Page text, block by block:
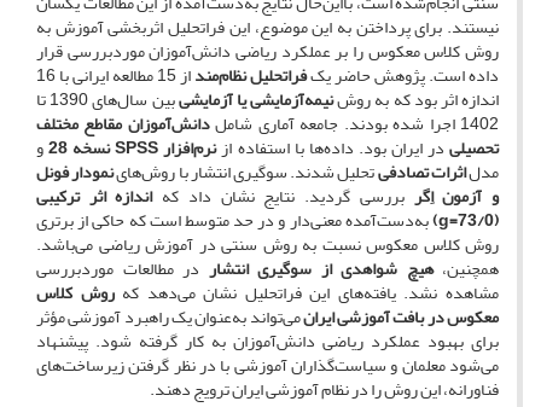
نیستند. برای پرداختن به این موضوع، این فراتحلیل اثربخشی آموزش به
روش کلاس معکوس را بر عملکرد ریاضی دانش‌آموزان موردبررسی قرار
داده است. پژوهش حاضر یکفراتحلیل نظام‌مند از 15 مطالعه ایرانی با 16
اندازه اثر بود که به روشنیمه‌آزمایشی یا آزمایشی بین سال‌های 1390 تا
1402 اجرا شده بودند. جامعه آماری شامل دانش‌آموزان مقاطع مختلف
تحصیلیدر ایران بود. داده‌ها با استفاده ازنرم‌افزارSPSS نسخه 28 و
مدلاثرات تصادفیتحلیل شدند. سوگیری انتشار با روش‌هاینمودار فونل
و آزمون اِگر بررسی گردید. نتایج نشان داد کهاندازه اثر ترکیبی
(73/0=
g
)به‌دست‌آمده معنی‌دار و در حد متوسط است که حاکی از برتری
روش کلاس معکوس نسبت به روش سنتی در آموزش ریاضی می‌باشد.
همچنین،هیچ شواهدی از سوگیری انتشار در مطالعات موردبررسی
مشاهده نشد. یافته‌های این فراتحلیل نشان می‌دهد کهروش کلاس
معکوس در بافت آموزشی ایرانمی‌تواند به‌عنوان یک راهبرد آموزشی مؤثر
برای بهبود عملکرد ریاضی دانش‌آموزان به کار گرفته شود. پیشنهاد
می‌شود معلمان و سیاست‌گذاران آموزشی با در نظر گرفتن زیرساخت‌های
فناورانه، این روش را در نظام آموزشی ایران ترویج دهند.